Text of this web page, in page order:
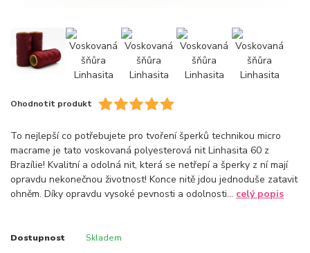
Ohodnotit produkt
To nejlepší co potřebujete pro tvoření šperků technikou micro
macrame je tato voskovaná polyesterová nit Linhasita 60 z
Brazílie! Kvalitní a odolná nit, která se netřepí a šperky z ní mají
opravdu nekonečnou životnost! Konce nitě jdou jednoduše zatavit
ohněm. Díky opravdu vysoké pevnosti a odolnosti... celý popis
Dostupnost Skladem